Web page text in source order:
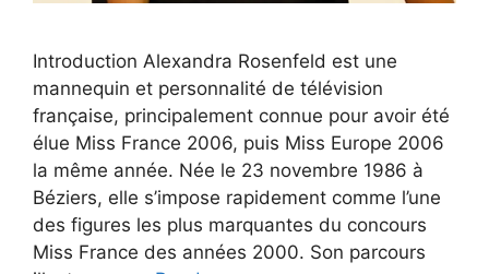
Introduction Alexandra Rosenfeld est une
mannequin et personnalité de télévision
française, principalement connue pour avoir été
élue Miss France 2006, puis Miss Europe 2006
la même année. Née le 23 novembre 1986 à
Béziers, elle s’impose rapidement comme l’une
des figures les plus marquantes du concours
Miss France des années 2000. Son parcours